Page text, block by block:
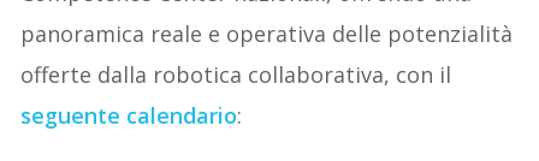
panoramica reale e operativa delle potenzialità
offerte dalla robotica collaborativa, con il
seguente calendario: